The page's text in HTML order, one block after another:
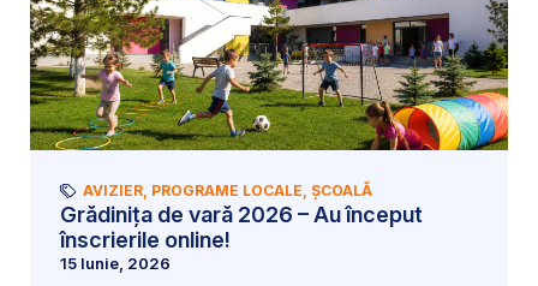
AVIZIER, PROGRAME LOCALE, ȘCOALĂ
Grădinița de vară 2026 – Au început
înscrierile online!
15 Iunie, 2026